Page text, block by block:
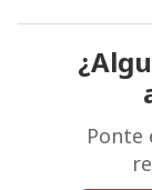
Ponte